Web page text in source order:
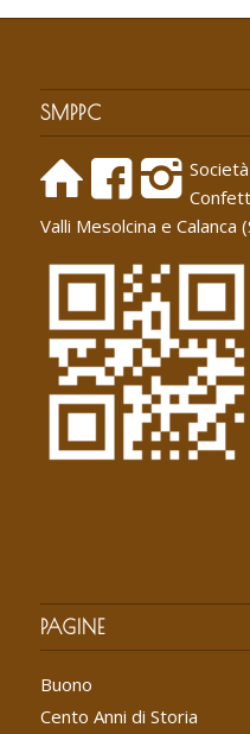
SMPPC
Valli Mesolcina e Calanca
PAGINE
Buono
Cento Anni di Storia